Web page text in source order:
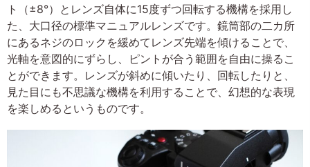
ト（±8°）とレンズ自体に15度ずつ回転する機構を採用し
た、大口径の標準マニュアルレンズです。鏡筒部の二カ所
にあるネジのロックを緩めてレンズ先端を傾けることで、
光軸を意図的にずらし、ピントが合う範囲を自由に操るこ
とができます。レンズが斜めに傾いたり、回転したりと、
見た目にも不思議な機構を利用することで、幻想的な表現
を楽しめるというものです。